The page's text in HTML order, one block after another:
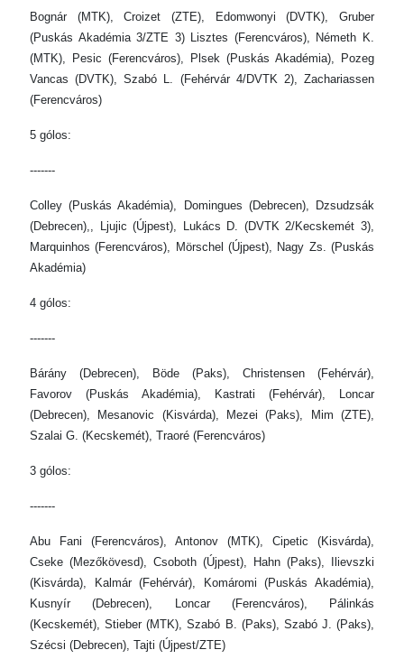
Bognár (MTK), Croizet (ZTE), Edomwonyi (DVTK), Gruber
(Puskás Akadémia 3/ZTE 3) Lisztes (Ferencváros), Németh K.
(MTK), Pesic (Ferencváros), Plsek (Puskás Akadémia), Pozeg
Vancas (DVTK), Szabó L. (Fehérvár 4/DVTK 2), Zachariassen
(Ferencváros)
5 gólos:
-------
Colley (Puskás Akadémia), Domingues (Debrecen), Dzsudzsák
(Debrecen),, Ljujic (Újpest), Lukács D. (DVTK 2/Kecskemét 3),
Marquinhos (Ferencváros), Mörschel (Újpest), Nagy Zs. (Puskás
Akadémia)
4 gólos:
-------
Bárány (Debrecen), Böde (Paks), Christensen (Fehérvár),
Favorov (Puskás Akadémia), Kastrati (Fehérvár), Loncar
(Debrecen), Mesanovic (Kisvárda), Mezei (Paks), Mim (ZTE),
Szalai G. (Kecskemét), Traoré (Ferencváros)
3 gólos:
-------
Abu Fani (Ferencváros), Antonov (MTK), Cipetic (Kisvárda),
Cseke (Mezőkövesd), Csoboth (Újpest), Hahn (Paks), Ilievszki
(Kisvárda), Kalmár (Fehérvár), Komáromi (Puskás Akadémia),
Kusnyír (Debrecen), Loncar (Ferencváros), Pálinkás
(Kecskemét), Stieber (MTK), Szabó B. (Paks), Szabó J. (Paks),
Szécsi (Debrecen), Tajti (Újpest/ZTE)